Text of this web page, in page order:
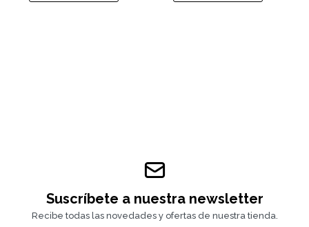
Suscríbete a nuestra newsletter
Recibe todas las novedades y ofertas de nuestra tienda.